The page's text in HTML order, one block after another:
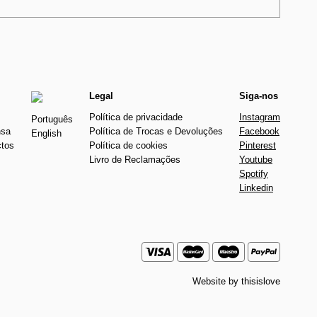
Português
English
Legal
Política de privacidade
Política de Trocas e Devoluções
Política de cookies
Livro de Reclamações
Siga-nos
Instagram
Facebook
Pinterest
Youtube
Spotify
Linkedin
Website by thisislove